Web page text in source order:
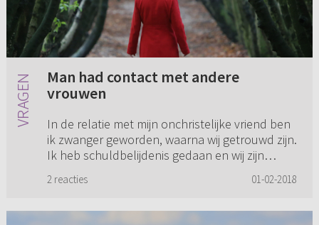
Man had contact met andere
vrouwen
In de relatie met mijn onchristelijke vriend ben
ik zwanger geworden, waarna wij getrouwd zijn.
Ik heb schuldbelijdenis gedaan en wij zijn
gekomen dat mijn man ...
2 reacties 01-02-2018